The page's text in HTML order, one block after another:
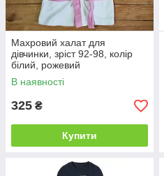
Махровий халат для
дівчинки, зріст 92-98, колір
білий, рожевий
В наявності
325 ₴
Купити